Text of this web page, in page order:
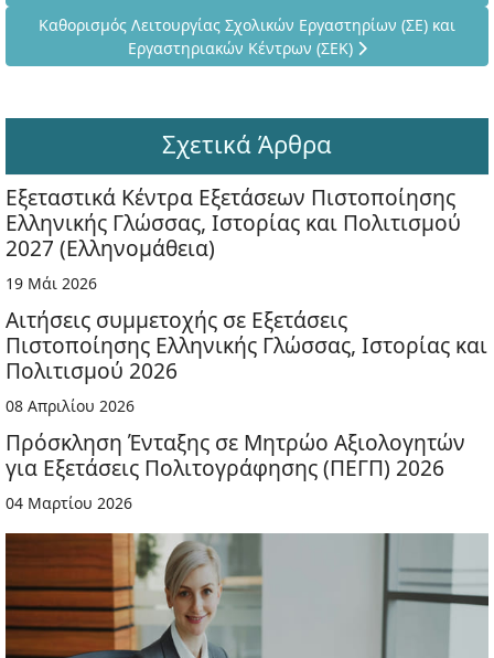
Επόμενο άρθρο: Καθορισμός Λειτουργίας Σχολικών
Καθορισμός Λειτουργίας Σχολικών Εργαστηρίων (ΣΕ) και
Εργαστηριακών Κέντρων (ΣΕΚ)
Σχετικά Άρθρα
Εξεταστικά Κέντρα Εξετάσεων Πιστοποίησης
Ελληνικής Γλώσσας, Ιστορίας και Πολιτισμού
2027 (Ελληνομάθεια)
19 Μάι 2026
Αιτήσεις συμμετοχής σε Εξετάσεις
Πιστοποίησης Ελληνικής Γλώσσας, Ιστορίας και
Πολιτισμού 2026
08 Απριλίου 2026
Πρόσκληση Ένταξης σε Μητρώο Αξιολογητών
για Εξετάσεις Πολιτογράφησης (ΠΕΓΠ) 2026
04 Μαρτίου 2026